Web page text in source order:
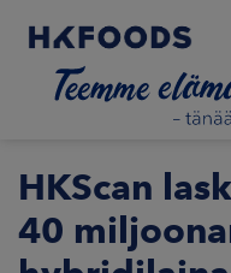
ETUSIVU
HKScan
40